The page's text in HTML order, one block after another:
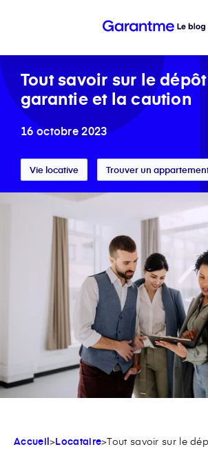
Tout savoir sur le
garantie et la caution
16 octobre 2023
Vie locative Trouver un
Accueil>Locataire>Tout savoir sur le